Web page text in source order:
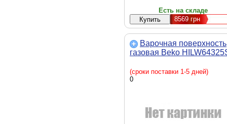
Есть на складе
8569 грн
Варочная поверхность
газовая Beko
(сроки поставки 1-5 дней)
0